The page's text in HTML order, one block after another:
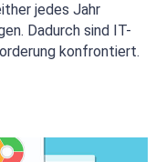
jedes Jahr
Dadurch sind IT-
konfrontiert.